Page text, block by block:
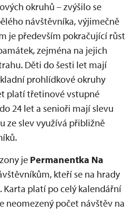
okruhů – zvýšilo se
návštěvníka, výjimečně
je především pokračující růst
zejména na jejich
Děti do šesti let mají
prohlídkové okruhy
platí třetinové vstupné
24 let a senioři mají slevu
ze slev využívá přibližně
je Permanentka Na
kteří se na hrady
Karta platí po celý kalendářní
neomezený počet návštěv na